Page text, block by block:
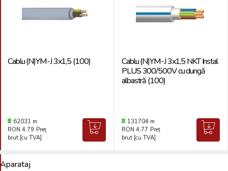
Cablu (N)YM-J 3x1,5 (100)
62031 m
RON 4.79 Preț
brut [cu TVA]
Cablu (N)YM-J 3x1,5 NKT Instal
PLUS 300/500V cu dungă
albastră (100)
131704 m
RON 4.77 Preț
brut [cu TVA]
Aparataj